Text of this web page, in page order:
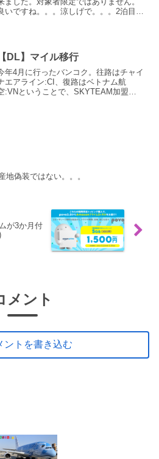
いですね。。。涼しげで。。。2泊目か
で。(...
【DL】マイル移行
年4月に行ったバンコク。往路はチャイ
エアライン:CI、復路はベトナム航
:VNということで、SKYTEAM加盟の2
地偽装ではない。。。
が3か月付
メント
ントを書き込む